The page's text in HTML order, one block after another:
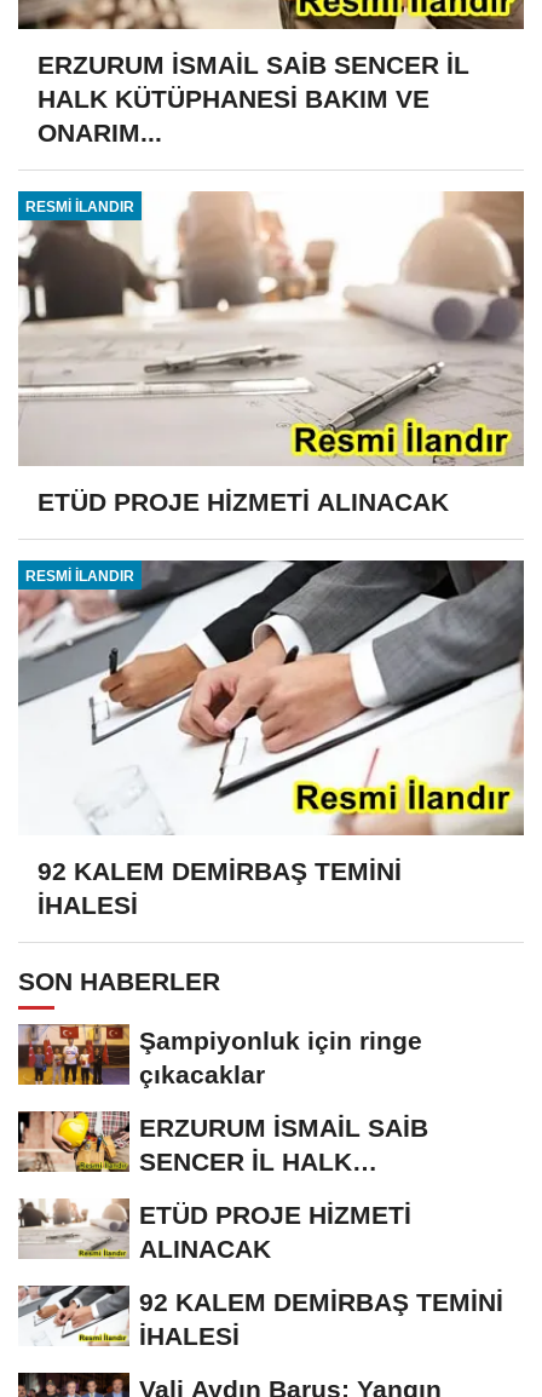
ERZURUM İSMAİL SAİB SENCER İL
HALK KÜTÜPHANESİ BAKIM VE
ONARIM...
RESMİ İLANDIR
ETÜD PROJE HİZMETİ ALINACAK
RESMİ İLANDIR
92 KALEM DEMİRBAŞ TEMİNİ
İHALESİ
SON HABERLER
Şampiyonluk için ringe
çıkacaklar
ERZURUM İSMAİL SAİB
SENCER İL HALK
KÜTÜPHANESİ BAKIM VE
ONARIM...
ETÜD PROJE HİZMETİ
ALINACAK
92 KALEM DEMİRBAŞ TEMİNİ
İHALESİ
Vali Aydın Baruş; Yangın